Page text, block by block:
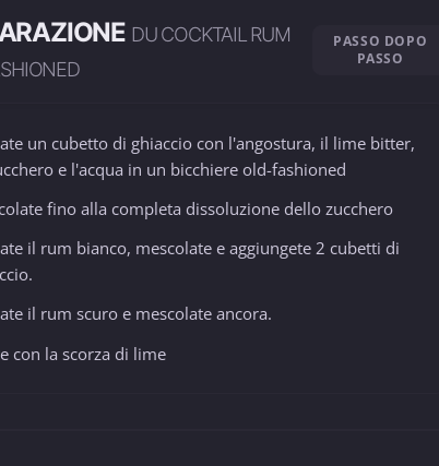
DU COCKTAIL RUM
PASSO DOPO
PASSO
un cubetto di ghiaccio con l'angostura, il lime bitter,
e l'acqua in un bicchiere old-fashioned
fino alla completa dissoluzione dello zucchero
il rum bianco, mescolate e aggiungete 2 cubetti di
il rum scuro e mescolate ancora.
con la scorza di lime